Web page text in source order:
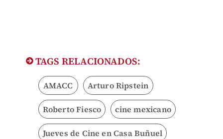
TAGS RELACIONADOS:
AMACC Arturo Ripstein
Roberto Fiesco cine mexicano
Jueves de Cine en Casa Buñuel